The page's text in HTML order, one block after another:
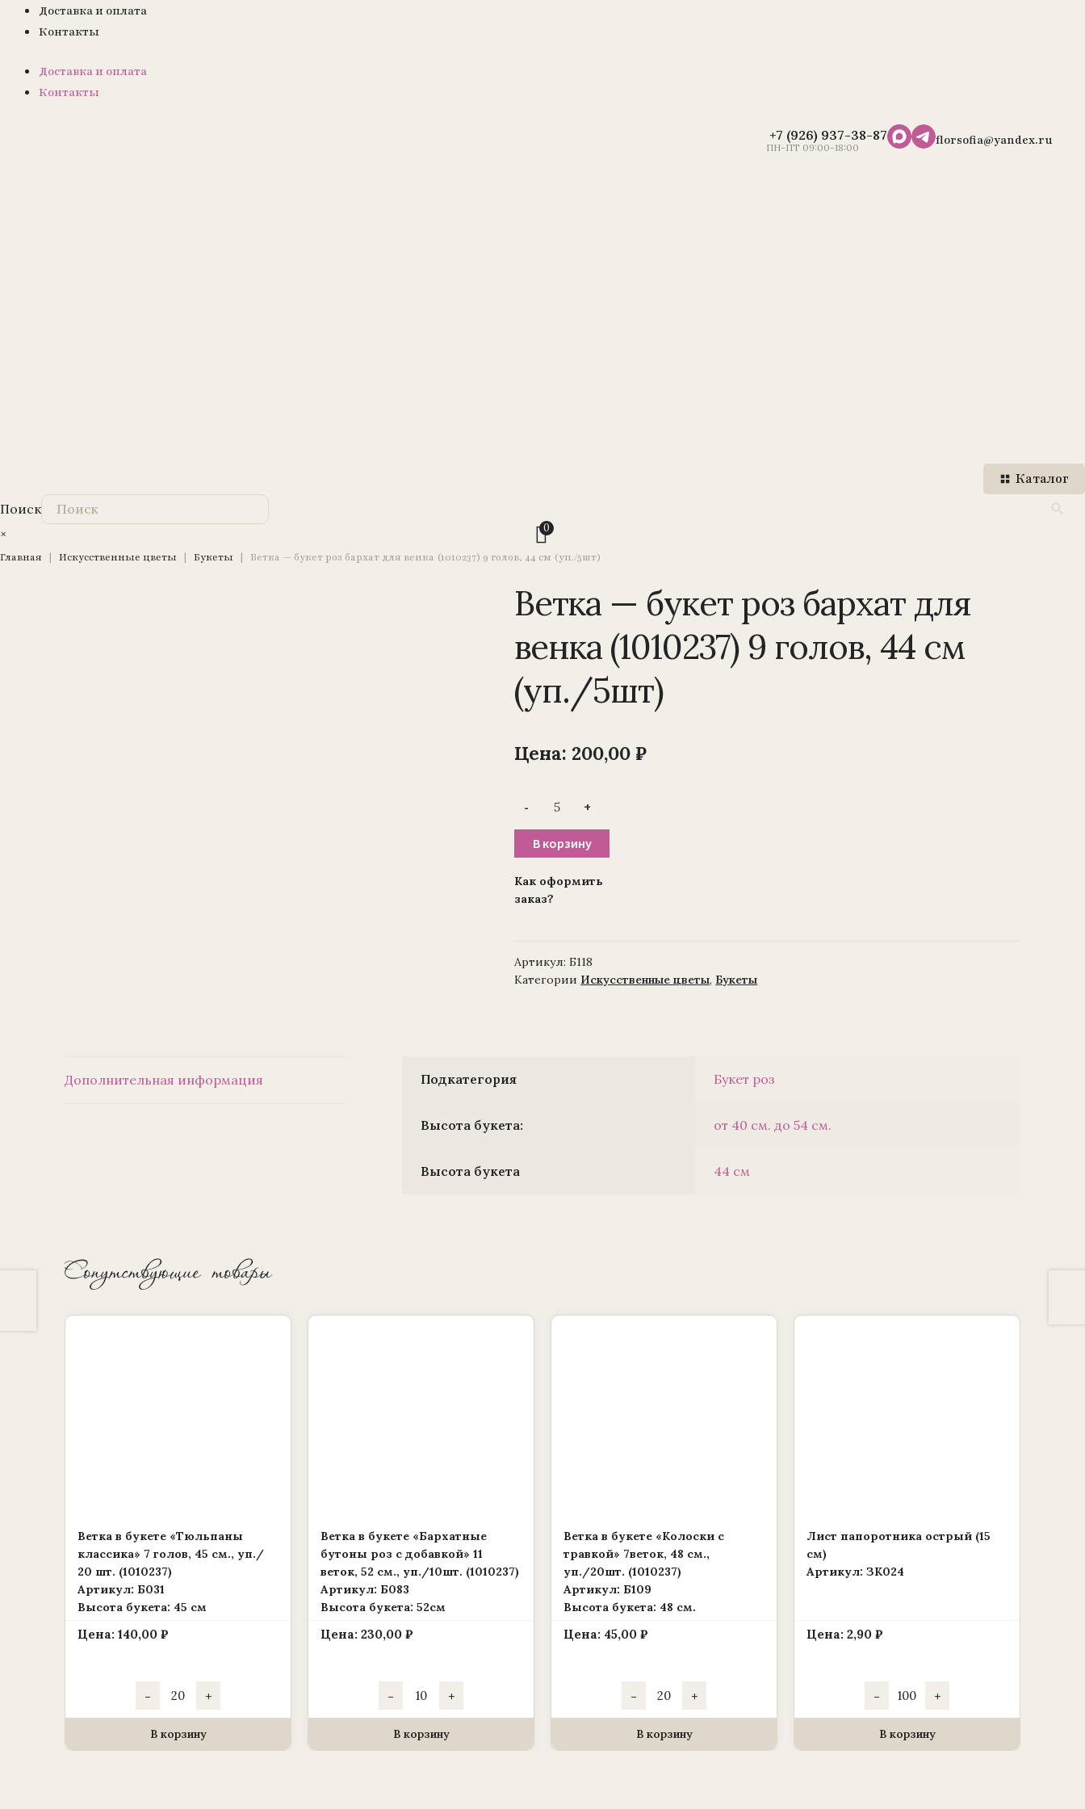
Доставка и оплата
Контакты
Доставка и оплата
Контакты
+7 (926) 937-38-87
ПН-ПТ 09:00-18:00 florsofia@yandex.ru
Каталог
Поиск
×
0
Главная | Искусственные цветы | Букеты | Ветка — букет роз бархат для венка (1010237) 9 голов, 44 см (уп./5шт)
Ветка — букет роз бархат для
венка (1010237) 9 голов, 44 см
(уп./5шт)
Цена: 200,00 ₽
-
Количество
товара
—
букет
роз
бархат
для
венка
см
(уп./5шт)
+
В корзину
Как оформить
заказ?
Артикул:Б118
Категории Искусственные цветы, Букеты
Дополнительная информация Подкатегория Букет роз
Высота букета: от 40 см. до 54 см.
Высота букета 44 см
Сопутствующие товары
Ветка в букете «Тюльпаны
классика» 7 голов, 45 см., уп./
20 шт. (1010237)
Артикул: Б031
Высота букета: 45 см
Цена: 140,00 ₽
- товара
в
букете
«Тюльпаны
классика»
+
В корзину
Ветка в букете «Бархатные
бутоны роз с добавкой» 11
веток, 52 см., уп./10шт. (1010237)
Артикул: Б083
Высота букета: 52см
Цена: 230,00 ₽
- товара
в
букете
«Бархатные
бутоны
+
В корзину
Ветка в букете «Колоски с
травкой» 7веток, 48 см.,
уп./20шт. (1010237)
Артикул: Б109
Высота букета: 48 см.
Цена: 45,00 ₽
- товара
в
букете
«Колоски
с
+
В корзину
Лист папоротника острый (15
см)
Артикул: ЗК024
Цена: 2,90 ₽
- товара
папоротника
острый
см)
+
В корзину